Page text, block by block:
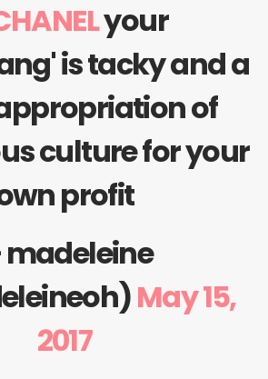
your
is tacky and a
of
culture for your
profit
May 15,
2017